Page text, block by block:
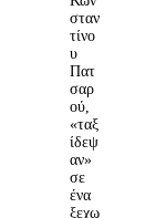
σταν
τίνο
υ
Πατ
σαρ
ού,
«ταξ
ίδεψ
αν»
σε
ένα
ξεχω